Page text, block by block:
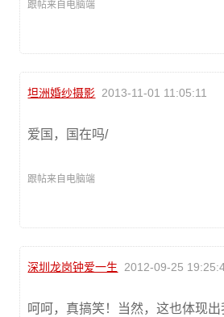
跟帖来自电脑端
坦洲婚纱摄影 2013-11-01 11:05:11
爱国，国在吗/
跟帖来自电脑端
深圳龙岗钟爱一生 2012-09-25
呵呵，真搞笑！当然，这也体现